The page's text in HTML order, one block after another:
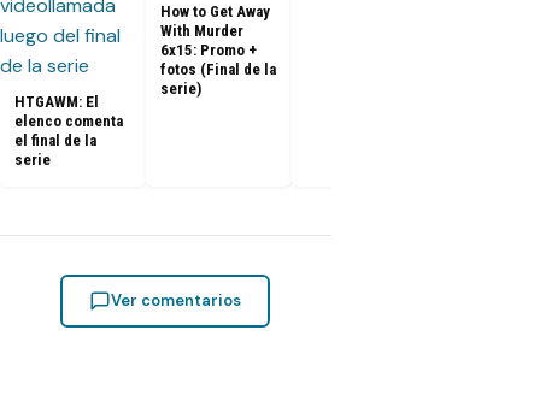
HTGAWM: El
elenco comenta
el final de la
serie
How to Get Away
With Murder
6x15: Promo +
fotos (Final de la
serie)
Ver comentarios